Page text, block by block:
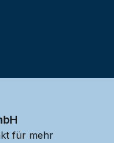
für mehr